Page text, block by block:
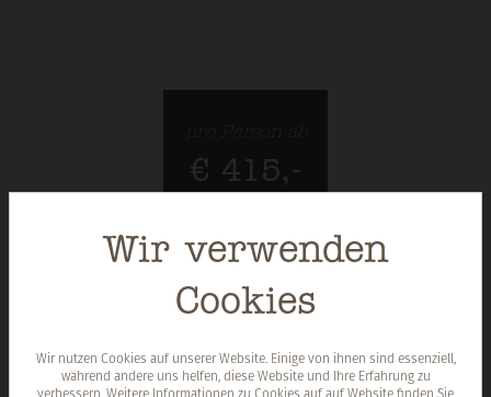
€ 415,-
Wir verwenden
Cookies
Wir nutzen Cookies auf unserer Website. Einige von ihnen sind essenziell,
während andere uns helfen, diese Website und Ihre Erfahrung zu